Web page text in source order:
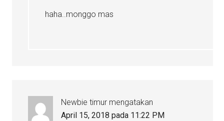
haha..monggo mas
Newbie timur mengatakan
April 15, 2018 pada 11:22 PM